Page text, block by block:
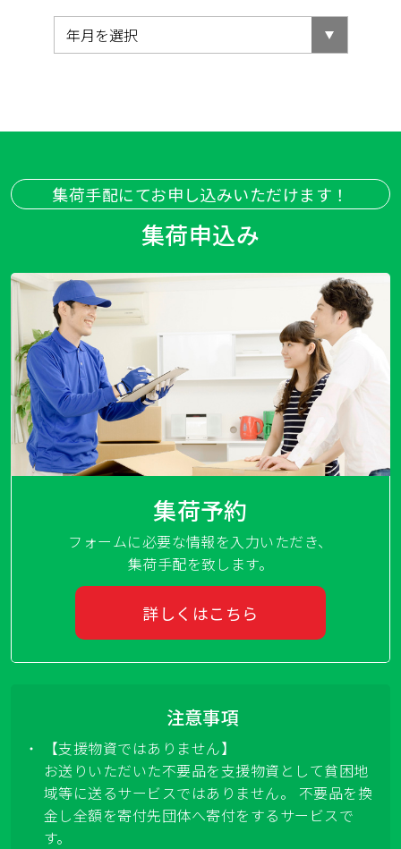
集荷手配にてお申し込みいただけます！
集荷申込み
集荷予約
フォームに必要な情報を入力いただき、
集荷手配を致します。
詳しくはこちら
注意事項
【支援物資ではありません】
お送りいただいた不要品を支援物資として貧困地
域等に送るサービスではありません。 不要品を換
金し全額を寄付先団体へ寄付をするサービスで
す。